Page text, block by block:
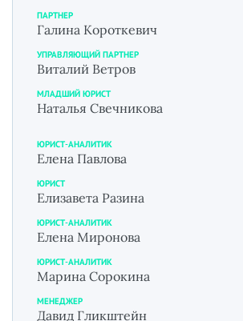
ПАРТНЕР
Галина Короткевич
УПРАВЛЯЮЩИЙ ПАРТНЕР
Виталий Ветров
МЛАДШИЙ ЮРИСТ
Наталья Свечникова
ЮРИСТ-АНАЛИТИК
Елена Павлова
ЮРИСТ
Елизавета Разина
ЮРИСТ-АНАЛИТИК
Елена Миронова
ЮРИСТ-АНАЛИТИК
Марина Сорокина
МЕНЕДЖЕР
Давид Гликштейн